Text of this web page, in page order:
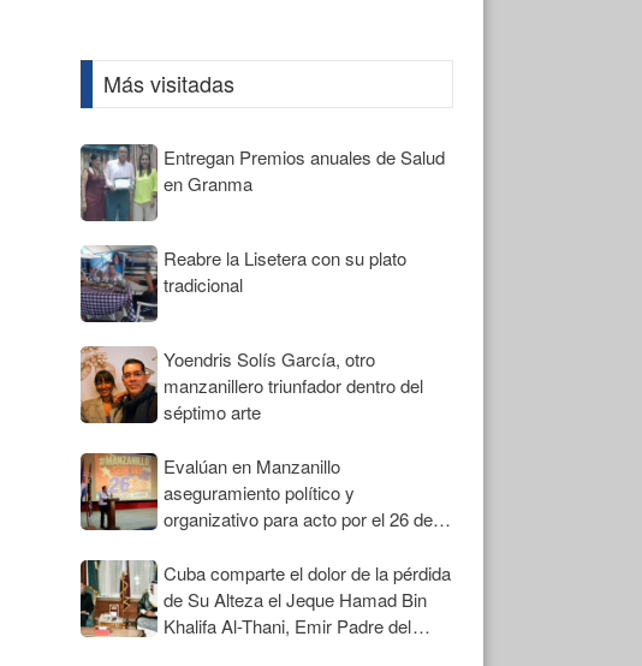
Más visitadas
Entregan Premios anuales de Salud
en Granma
Reabre la Lisetera con su plato
tradicional
Yoendris Solís García, otro
manzanillero triunfador dentro del
séptimo arte
Evalúan en Manzanillo
aseguramiento político y
organizativo para acto por el 26 de
Cuba comparte el dolor de la pérdida
de Su Alteza el Jeque Hamad Bin
Khalifa Al-Thani, Emir Padre del